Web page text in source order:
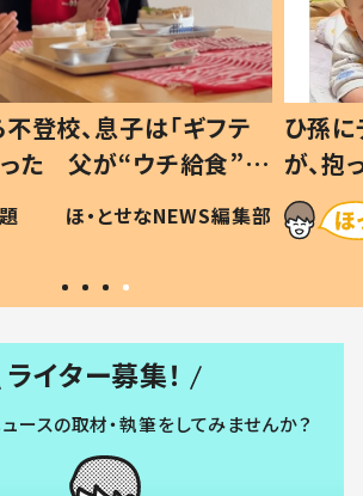
登校、息子は「ギフテ
った 父が“ウチ給食”を
る理由とは #令和の親
ほ・とせなNEWS編集部
ひ孫
が、
「涙が
い」
ライター募集！
ースの取材・執筆をしてみませんか？